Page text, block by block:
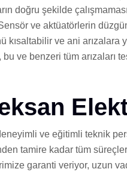
doğru şekilde
ve aktüatörlerin
kısaltabilir ve ani arızalara
ve benzeri tüm arızaları
ve eğitimli teknik
tamire kadar tüm
garanti veriyor, uzun